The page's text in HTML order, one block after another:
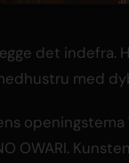
det indefra.
med
OWARI.